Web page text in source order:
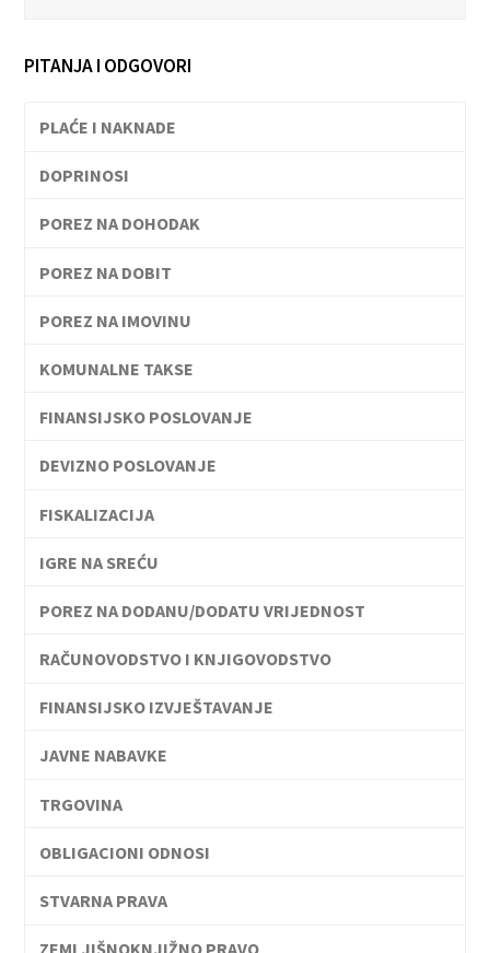
PITANJA I ODGOVORI
PLAĆE I NAKNADE
DOPRINOSI
POREZ NA DOHODAK
POREZ NA DOBIT
POREZ NA IMOVINU
KOMUNALNE TAKSE
FINANSIJSKO POSLOVANJE
DEVIZNO POSLOVANJE
FISKALIZACIJA
IGRE NA SREĆU
POREZ NA DODANU/DODATU VRIJEDNOST
RAČUNOVODSTVO I KNJIGOVODSTVO
FINANSIJSKO IZVJEŠTAVANJE
JAVNE NABAVKE
TRGOVINA
OBLIGACIONI ODNOSI
STVARNA PRAVA
ZEMLJIŠNOKNJIŽNO PRAVO